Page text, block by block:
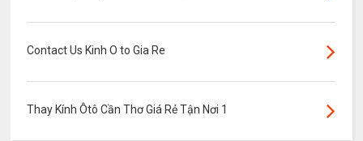
Contact Us Kinh O to Gia Re
Thay Kính Ôtô Cần Thơ Giá Rẻ Tận Nơi 1